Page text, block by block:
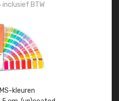
inclusief BTW
kleuren